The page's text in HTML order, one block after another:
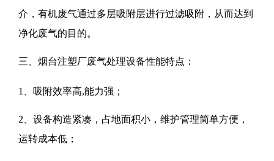
介，有机废气通过多层吸附层进行过滤吸附，从而达到
净化废气的目的。
三、烟台注塑厂废气处理设备性能特点：
1、吸附效率高,能力强；
2、设备构造紧凑，占地面积小，维护管理简单方便，
运转成本低；